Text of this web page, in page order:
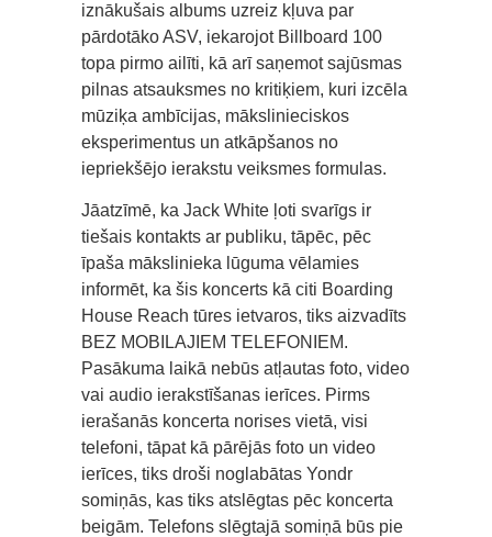
iznākušais albums uzreiz kļuva par
pārdotāko ASV, iekarojot Billboard 100
topa pirmo ailīti, kā arī saņemot sajūsmas
pilnas atsauksmes no kritiķiem, kuri izcēla
mūziķa ambīcijas, mākslinieciskos
eksperimentus un atkāpšanos no
iepriekšējo ierakstu veiksmes formulas.
Jāatzīmē, ka Jack White ļoti svarīgs ir
tiešais kontakts ar publiku, tāpēc, pēc
īpaša mākslinieka lūguma vēlamies
informēt, ka šis koncerts kā citi Boarding
House Reach tūres ietvaros, tiks aizvadīts
BEZ MOBILAJIEM TELEFONIEM.
Pasākuma laikā nebūs atļautas foto, video
vai audio ierakstīšanas ierīces. Pirms
ierašanās koncerta norises vietā, visi
telefoni, tāpat kā pārējās foto un video
ierīces, tiks droši noglabātas Yondr
somiņās, kas tiks atslēgtas pēc koncerta
beigām. Telefons slēgtajā somiņā būs pie